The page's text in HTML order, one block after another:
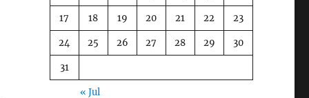
17 18 19 20 21 22 23
24 25 26 27 28 29 30
31
« Jul